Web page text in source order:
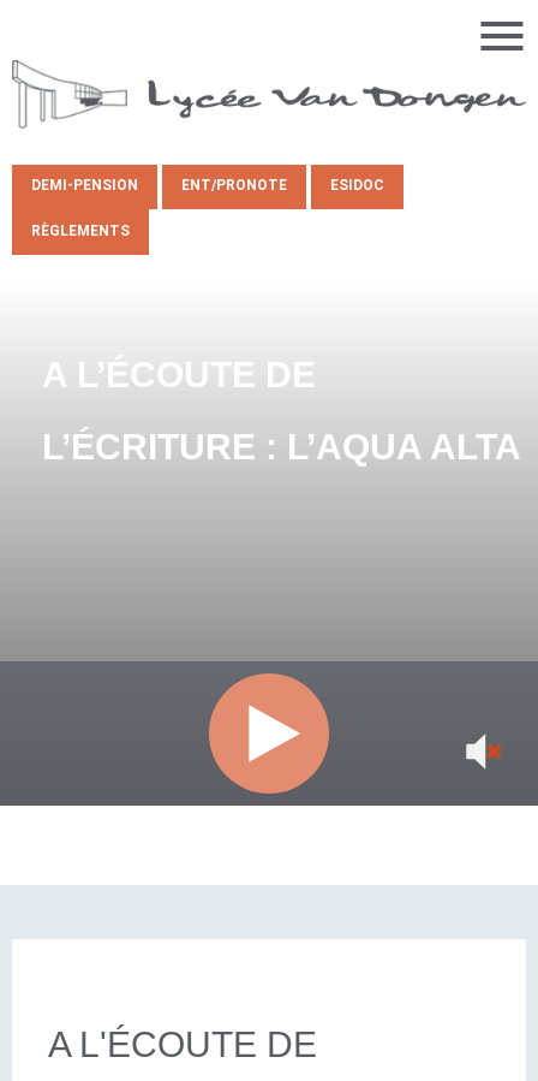
DEMI-PENSION ENT/PRONOTE ESIDOC
RÈGLEMENTS
A L’ÉCOUTE DE
L’ÉCRITURE : L’AQUA ALTA
A L'ÉCOUTE DE